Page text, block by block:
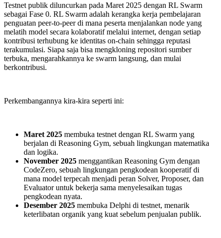
Testnet publik diluncurkan pada Maret 2025 dengan RL Swarm
sebagai Fase 0. RL Swarm adalah kerangka kerja pembelajaran
penguatan peer-to-peer di mana peserta menjalankan node yang
melatih model secara kolaboratif melalui internet, dengan setiap
kontribusi terhubung ke identitas on-chain sehingga reputasi
terakumulasi. Siapa saja bisa mengkloning repositori sumber
terbuka, mengarahkannya ke swarm langsung, dan mulai
berkontribusi.
Perkembangannya kira-kira seperti ini:
Maret 2025 membuka testnet dengan RL Swarm yang
berjalan di Reasoning Gym, sebuah lingkungan matematika
dan logika.
November 2025 menggantikan Reasoning Gym dengan
CodeZero, sebuah lingkungan pengkodean kooperatif di
mana model terpecah menjadi peran Solver, Proposer, dan
Evaluator untuk bekerja sama menyelesaikan tugas
pengkodean nyata.
Desember 2025 membuka Delphi di testnet, menarik
keterlibatan organik yang kuat sebelum penjualan publik.